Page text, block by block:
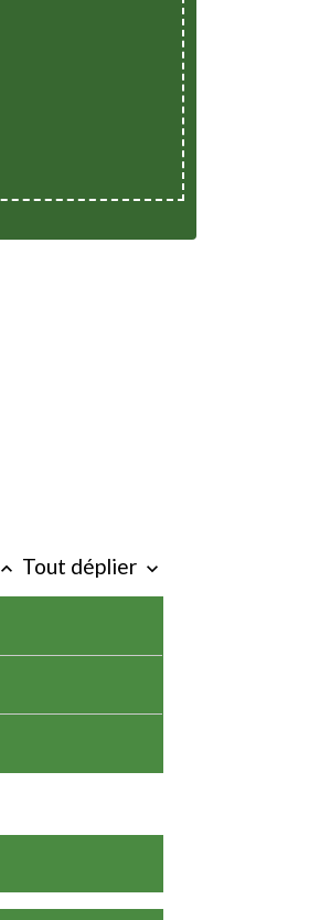
keyboard_arrow_up Tout déplier keyboard_arrow_down